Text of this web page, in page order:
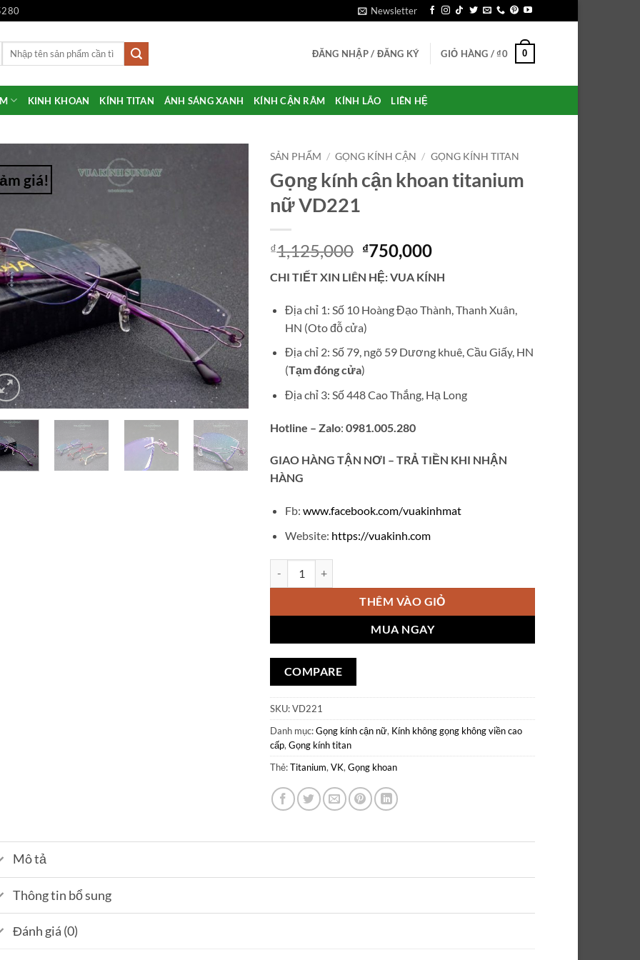
Newsletter
Tìm
ĐĂNG NHẬP / ĐĂNG KÝ GIỎ HÀNG /₫0 0
KINH KHOAN KÍNH TITAN ÁNH SÁNG XANH KÍNH CẬN RÂM KÍNH LÃO LIÊN HỆ
giá!
SẢN PHẨM / GỌNG KÍNH CẬN / GỌNG KÍNH TITAN
Gọng kính cận khoan titanium
nữ VD221
₫1,125,000 Giá
gốc
là:
₫1,125,000.
₫750,000Giá
tại
₫750,000.
CHI TIẾT XIN LIÊN HỆ: VUA KÍNH
Địa chỉ 1: Số 10 Hoàng Đạo Thành, Thanh Xuân,
HN (Oto đỗ cửa)
Địa chỉ 2: Số 79, ngõ 59 Dương khuê, Cầu Giấy, HN
(Tạm đóng cửa)
Địa chỉ 3: Số 448 Cao Thắng, Hạ Long
Hotline – Zalo:0981.005.280
GIAO HÀNG TẬN NƠI – TRẢ TIỀN KHI NHẬN
HÀNG
Fb:www.facebook.com/vuakinhmat
Website: https://vuakinh.com
THÊM VÀO GIỎ
MUA NGAY
COMPARE
SKU:VD221
Danh mục:Gọng kính cận nữ, Kính không gọng không viền cao
cấp,Gọng kính titan
Thẻ:Titanium,VK,Gọng khoan
Mô tả
Thông tin bổ sung
Đánh giá (0)